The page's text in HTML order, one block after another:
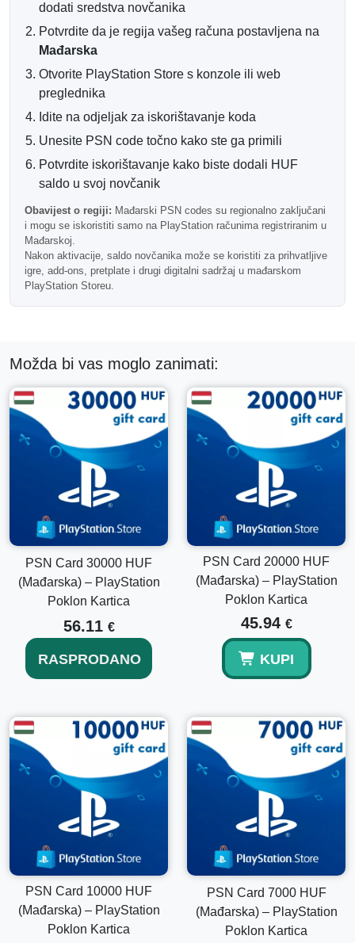
Brza digitalna isporuka
Nakon uspješne potvrde plaćanja, vaš PlayStation kod za
Većina narudžbi se obrađuje automatski i može se iskoristiti
ubrzo nakon završetka kupnje.
Kompatibilnost s računima u
Mađarskoj
Važno:Ova PSN kartica radi samo s PlayStation računima
registriranim u Mađarskoj.
Mađarski PlayStation kodovi se ne mogu iskoristiti na
računima registriranim u drugim zemljama.
Često postavljana pitanja
Može li se ova kartica koristiti za DLC-ove?
DLC-ove, dodatke i digitalni sadržaj.
Da li se ovaj kod isporučuje digitalno?
Da, ovo je digitalni PlayStation kod za novčanik koji se
dostavlja putem e-maila.
Možda li ga mogu kombinirati s mojim postojećim
PSN saldom?
Da, iznos koji se iskoristi dodaje se vašim trenutnim
sredstvima na PlayStation novčaniku.
dodati sredstva novčanika
Potvrdite da je regija vašeg računa postavljena na
Mađarska
Otvorite PlayStation Store s konzole ili web
preglednika
Idite na odjeljak za iskorištavanje koda
Unesite PSN code točno kako ste ga primili
Potvrdite iskorištavanje kako biste dodali HUF
saldo u svoj novčanik
Obavijest o regiji: Mađarski PSN codes su regionalno zaključani
i mogu se iskoristiti samo na PlayStation računima registriranim u
Mađarskoj.
Nakon aktivacije, saldo novčanika može se koristiti za prihvatljive
igre, add-ons, pretplate i drugi digitalni sadržaj u mađarskom
PlayStation Storeu.
Možda bi vas moglo zanimati:
PSN Card 30000 HUF
(Mađarska) – PlayStation
Poklon Kartica
56.11 €
RASPRODANO
PSN Card 20000 HUF
(Mađarska) – PlayStation
Poklon Kartica
45.94 €
KUPI
PSN Card 10000 HUF
(Mađarska) – PlayStation
Poklon Kartica
PSN Card 7000 HUF
(Mađarska) – PlayStation
Poklon Kartica